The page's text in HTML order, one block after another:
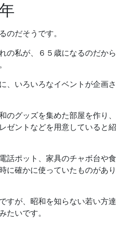
のだそうです。
の私が、６５歳になるのだから
、いろいろなイベントが企画さ
のグッズを集めた部屋を作り、
ゼントなどを用意していると紹
話ポット、家具のチャボ台や食
に確かに使っていたものがあり
すが、昭和を知らない若い方達
たいです。